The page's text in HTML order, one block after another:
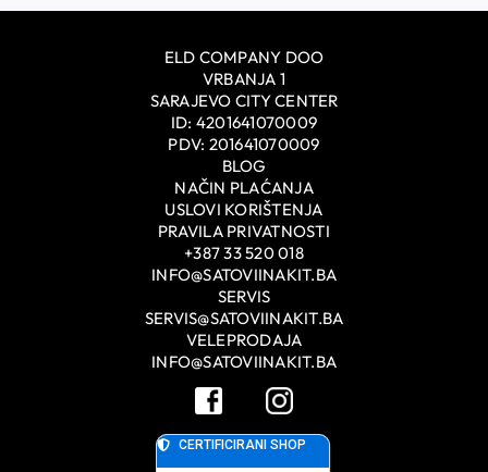
ELD COMPANY DOO
VRBANJA 1
SARAJEVO CITY CENTER
ID: 4201641070009
PDV: 201641070009
BLOG
NAČIN PLAĆANJA
USLOVI KORIŠTENJA
PRAVILA PRIVATNOSTI
+387 33 520 018
INFO@SATOVIINAKIT.BA
SERVIS
SERVIS@SATOVIINAKIT.BA
VELEPRODAJA
INFO@SATOVIINAKIT.BA